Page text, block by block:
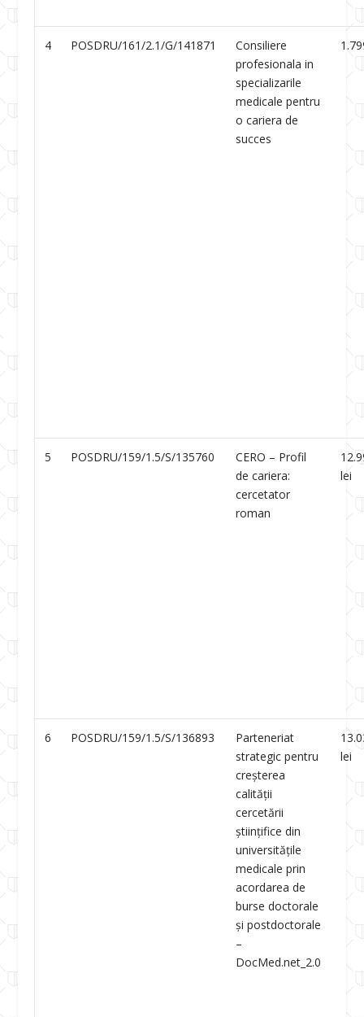
4 POSDRU/161/2.1/G/141871
Consiliere
profesionala in
specializarile
medicale pentru
o cariera de
succes
5 POSDRU/159/1.5/S/135760
CERO – Profil
de cariera:
cercetator
roman
lei
6 POSDRU/159/1.5/S/136893
Parteneriat
strategic pentru
creșterea
calității
cercetării
științifice din
universitățile
medicale prin
acordarea de
burse doctorale
și postdoctorale
–
DocMed.net_2.0
lei